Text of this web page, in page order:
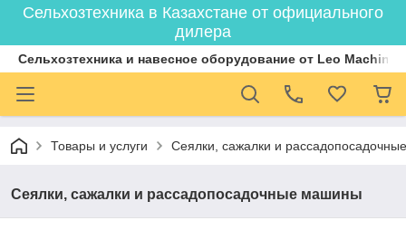
Сельхозтехника в Казахстане от официального
дилера
Cельхозтехника и навесное оборудование от Leo
Товары и услуги Сеялки, сажалки и
Сеялки, сажалки и рассадопосадочные машины